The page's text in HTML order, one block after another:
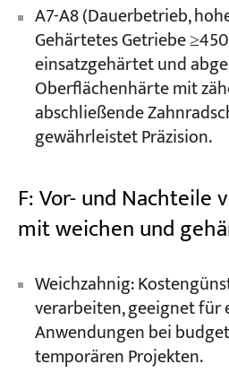
A7-A8 (Dauerbetrieb,
Gehärtetes Getriebe
einsatzgehärtet und
Oberflächenhärte mit
abschließende
gewährleistet Präzision.
F: Vor- und Nachteile
mit weichen und
Weichzahnig:
verarbeiten, geeignet für
Anwendungen bei
temporären Projekten.